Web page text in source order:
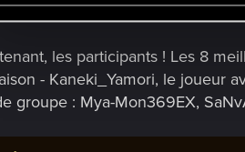
les participants ! Les 8
- Kaneki_Yamori, le joueur
groupe : Mya-Mon369EX,